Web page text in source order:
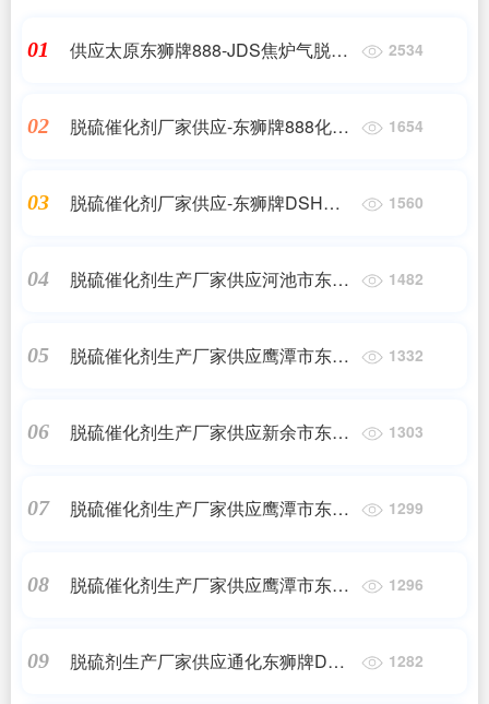
01
供应太原东狮牌888-JDS焦炉气脱硫
2534
02
脱硫催化剂厂家供应-东狮牌888化肥
1654
03
脱硫催化剂厂家供应-东狮牌DSH高
1560
04
脱硫催化剂生产厂家供应河池市东狮
1482
05
脱硫催化剂生产厂家供应鹰潭市东狮
1332
06
脱硫催化剂生产厂家供应新余市东狮
1303
07
脱硫催化剂生产厂家供应鹰潭市东狮
1299
08
脱硫催化剂生产厂家供应鹰潭市东狮
1296
09
脱硫剂生产厂家供应通化东狮牌DSH
1282